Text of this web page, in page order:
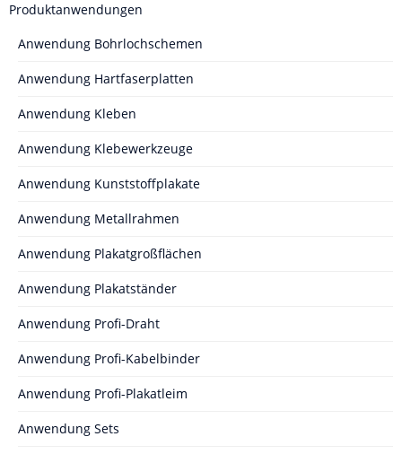
Produktanwendungen
Anwendung Bohrlochschemen
Anwendung Hartfaserplatten
Anwendung Kleben
Anwendung Klebewerkzeuge
Anwendung Kunststoffplakate
Anwendung Metallrahmen
Anwendung Plakatgroßflächen
Anwendung Plakatständer
Anwendung Profi-Draht
Anwendung Profi-Kabelbinder
Anwendung Profi-Plakatleim
Anwendung Sets